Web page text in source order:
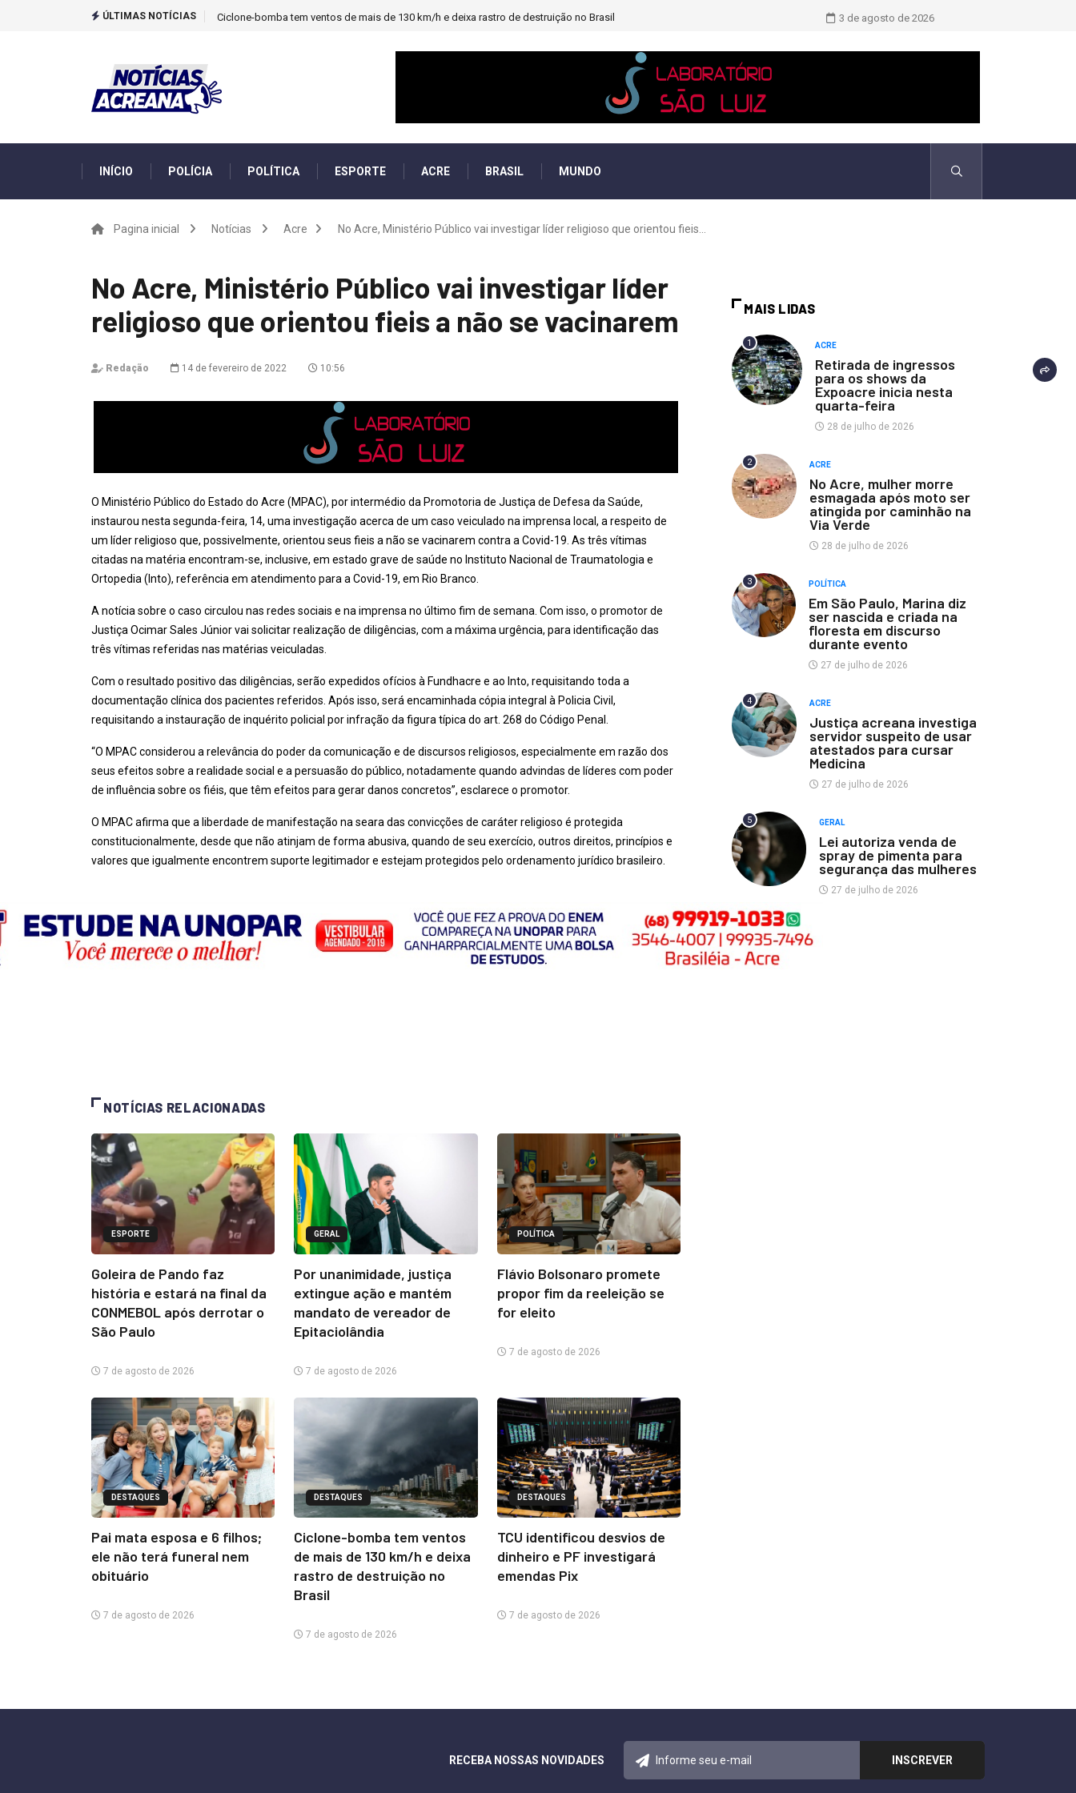
ÚLTIMAS NOTÍCIAS Ciclone-bomba tem ventos de mais de 130 km/h e deixa rastro de destruição no Brasil TCU identificou desvios de dinheiro
3 de agosto de 2026
INÍCIO POLÍCIA POLÍTICA ESPORTE ACRE BRASIL MUNDO
Pagina inicial Notícias Acre No Acre, Ministério Público vai investigar líder religioso que orientou fieis...
No Acre, Ministério Público vai investigar líder
religioso que orientou fieis a não se vacinarem
Redação 14 de fevereiro de 2022 10:56
O Ministério Público do Estado do Acre (MPAC), por intermédio da Promotoria de Justiça de Defesa da Saúde,
instaurou nesta segunda-feira, 14, uma investigação acerca de um caso veiculado na imprensa local, a respeito de
um líder religioso que, possivelmente, orientou seus fieis a não se vacinarem contra a Covid-19. As três vítimas
citadas na matéria encontram-se, inclusive, em estado grave de saúde no Instituto Nacional de Traumatologia e
Ortopedia (Into), referência em atendimento para a Covid-19, em Rio Branco.
A notícia sobre o caso circulou nas redes sociais e na imprensa no último fim de semana. Com isso, o promotor de
Justiça Ocimar Sales Júnior vai solicitar realização de diligências, com a máxima urgência, para identificação das
três vítimas referidas nas matérias veiculadas.
Com o resultado positivo das diligências, serão expedidos ofícios à Fundhacre e ao Into, requisitando toda a
documentação clínica dos pacientes referidos. Após isso, será encaminhada cópia integral à Policia Civil,
requisitando a instauração de inquérito policial por infração da figura típica do art. 268 do Código Penal.
“O MPAC considerou a relevância do poder da comunicação e de discursos religiosos, especialmente em razão dos
seus efeitos sobre a realidade social e a persuasão do público, notadamente quando advindas de líderes com poder
de influência sobre os fiéis, que têm efeitos para gerar danos concretos”, esclarece o promotor.
O MPAC afirma que a liberdade de manifestação na seara das convicções de caráter religioso é protegida
constitucionalmente, desde que não atinjam de forma abusiva, quando de seu exercício, outros direitos, princípios e
valores que igualmente encontrem suporte legitimador e estejam protegidos pelo ordenamento jurídico brasileiro.
NOTÍCIAS RELACIONADAS
ESPORTE
Goleira de Pando faz
história e estará na final da
CONMEBOL após derrotar o
São Paulo
7 de agosto de 2026
GERAL
Por unanimidade, justiça
extingue ação e mantém
mandato de vereador de
Epitaciolândia
7 de agosto de 2026
POLÍTICA
Flávio Bolsonaro promete
propor fim da reeleição se
for eleito
7 de agosto de 2026
DESTAQUES
Pai mata esposa e 6 filhos;
ele não terá funeral nem
obituário
7 de agosto de 2026
DESTAQUES
Ciclone-bomba tem ventos
de mais de 130 km/h e deixa
rastro de destruição no
Brasil
7 de agosto de 2026
DESTAQUES
TCU identificou desvios de
dinheiro e PF investigará
emendas Pix
7 de agosto de 2026
MAIS LIDAS
1 ACRE
Retirada de ingressos
para os shows da
Expoacre inicia nesta
quarta-feira
28 de julho de 2026
2 ACRE
No Acre, mulher morre
esmagada após moto ser
atingida por caminhão na
Via Verde
28 de julho de 2026
3 POLÍTICA
Em São Paulo, Marina diz
ser nascida e criada na
floresta em discurso
durante evento
27 de julho de 2026
4 ACRE
Justiça acreana investiga
servidor suspeito de usar
atestados para cursar
Medicina
27 de julho de 2026
5 GERAL
Lei autoriza venda de
spray de pimenta para
segurança das mulheres
27 de julho de 2026
RECEBA NOSSAS NOVIDADES